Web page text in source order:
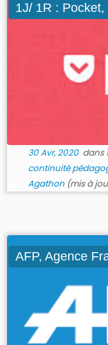
1J/ 1R :
30 Avr, 2020dans
continuité
Agathon(mis à
AFP, Agence